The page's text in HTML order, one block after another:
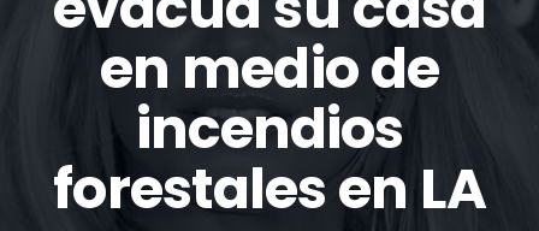
en medio de
incendios
forestales en LA